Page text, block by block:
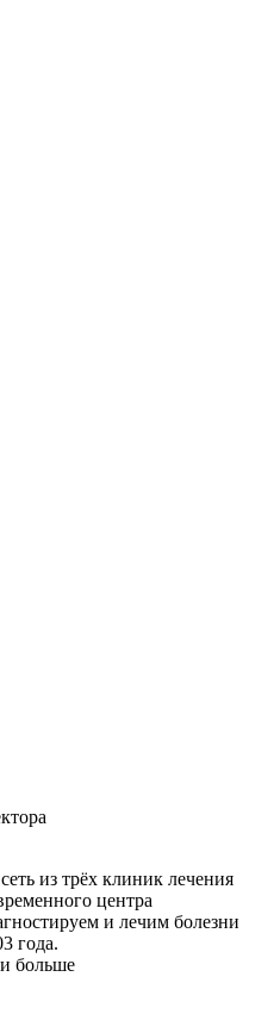
из трёх клиник лечения
центра
и лечим болезни
года.
больше